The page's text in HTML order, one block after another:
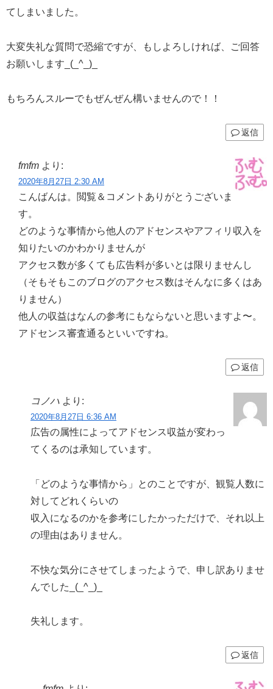
てしまいました。
大変失礼な質問で恐縮ですが、もしよろしければ、ご回答
お願いします_(_^_)_
もちろんスルーでもぜんぜん構いませんので！！
返信
fmfm より:
2020年8月27日 2:30 AM
こんばんは。閲覧＆コメントありがとうございま
す。
どのような事情から他人のアドセンスやアフィリ収入を
知りたいのかわかりませんが
アクセス数が多くても広告料が多いとは限りませんし
（そもそもこのブログのアクセス数はそんなに多くはあ
りません）
他人の収益はなんの参考にもならないと思いますよ〜。
アドセンス審査通るといいですね。
返信
コノハ より:
2020年8月27日 6:36 AM
広告の属性によってアドセンス収益が変わっ
てくるのは承知しています。
「どのような事情から」とのことですが、観覧人数に
対してどれくらいの
収入になるのかを参考にしたかっただけで、それ以上
の理由はありません。
不快な気分にさせてしまったようで、申し訳ありませ
んでした_(_^_)_
失礼します。
返信